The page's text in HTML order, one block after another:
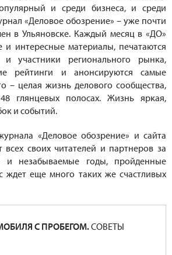
и среди бизнеса, и среди
«Деловое обозрение» – уже почти
в Ульяновске. Каждый месяц в «ДО»
и интересные материалы, печатаются
участники регионального рынка,
рейтинги и анонсируются самые
– целая жизнь делового сообщества,
глянцевых полосах. Жизнь яркая,
и событий.
«Деловое обозрение» и сайта
всех своих читателей и партнеров за
и незабываемые годы, пройденные
ждет еще много таких же счастливых
С ПРОБЕГОМ.СОВЕТЫ